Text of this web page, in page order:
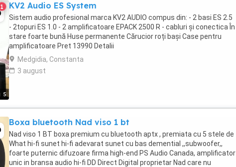
5
1 KV2 Audio ES System
Sistem audio profesional marca KV2 AUDIO compus din: - 2 basi ES 2.5
- 2topuri ES 1.0 - 2 amplificatoare EPACK 2500 R - cabluri și conectica În
stare foarte bună Huse permanente Cărucior roți bași Case pentru
amplificatoare Pret 13990 Detalii
Medgidia, Constanta
3 august
Boxa bluetooth Nad viso 1 bt
Nad viso 1 BT boxa premium cu bluetooth aptx , premiata cu 5 stele de
What hi-fi sunet hi-fi adevarat sunet cu bas demential ,,subwoofer,,
foarte puternic difuzoare firma high-end PS Audio Canada, amplificator
unic in bransa audio hi-fi DD Direct Digital proprietar Nad care nu